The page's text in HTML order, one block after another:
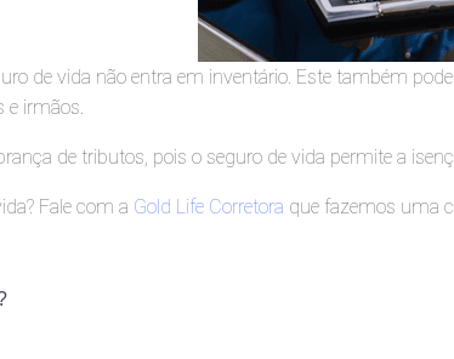
de vida não entra em inventário. Este também
e irmãos.
de tributos, pois o seguro de vida permite a
Fale com a Gold Life Corretora que fazemos uma